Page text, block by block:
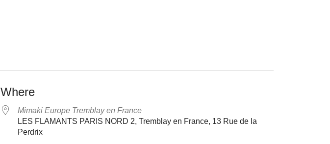
Where
Mimaki Europe Tremblay en France
LES FLAMANTS PARIS NORD 2, Tremblay en France, 13 Rue de la
Perdrix